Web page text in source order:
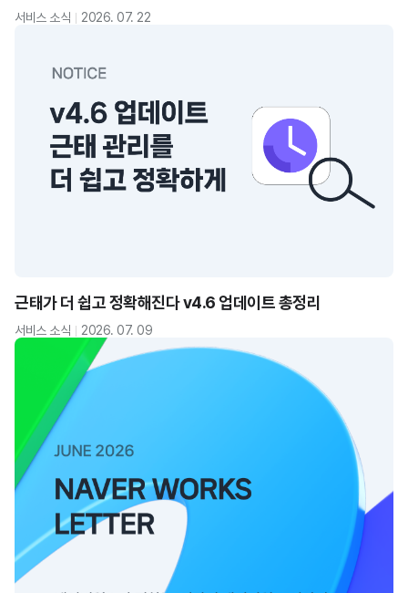
서비스 소식 2026. 07. 22
근태가 더 쉽고 정확해진다 v4.6 업데이트 총정리
서비스 소식 2026. 07. 09